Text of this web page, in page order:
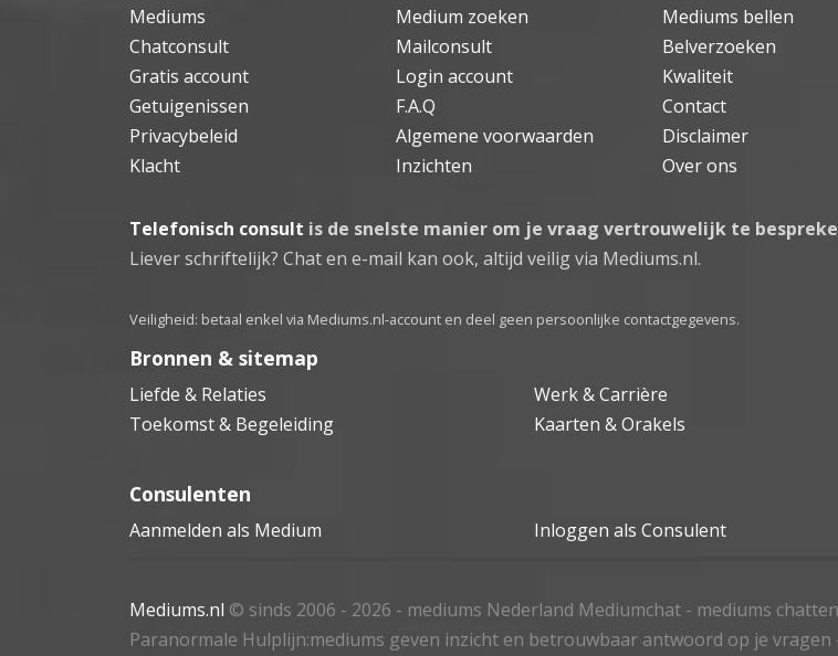
Mediums Medium zoeken
Mediums bellen
Chatconsult
Mailconsult
Belverzoeken
Gratis account
Login account
Kwaliteit
Getuigenissen
F.A.Q
Contact
Privacybeleid
Algemene voorwaarden
Disclaimer
Klacht
Inzichten Over ons
Telefonisch consult is de snelste manier om je vraag vertrouwelijk te
Liever schriftelijk? Chat en e-mail kan ook, altijd veilig via Mediums.nl.
Veiligheid: betaal enkel via Mediums.nl-account en deel geen persoonlijke contactgegevens.
Bronnen & sitemap
Liefde & Relaties Werk & Carrière
Toekomst & Begeleiding
Kaarten & Orakels
Consulenten
Aanmelden als Medium Inloggen als Consulent
Mediums.nl © sinds 2006 - 2026 - mediums Nederland Mediumchat - mediums
Paranormale Hulplijn:mediums geven inzicht en betrouwbaar antwoord op je vragen